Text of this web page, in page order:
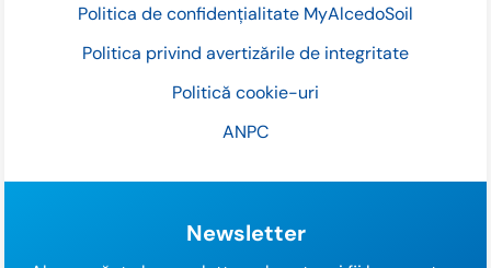
Politica de confidențialitate MyAlcedoSoil
Politica privind avertizările de integritate
Politică cookie-uri
ANPC
Newsletter